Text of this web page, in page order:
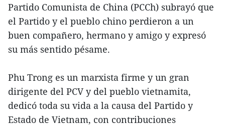
Partido Comunista de China (PCCh) subrayó que
el Partido y el pueblo chino perdieron a un
buen compañero, hermano y amigo y expresó
su más sentido pésame.
Phu Trong es un marxista firme y un gran
dirigente del PCV y del pueblo vietnamita,
dedicó toda su vida a la causa del Partido y
Estado de Vietnam, con contribuciones